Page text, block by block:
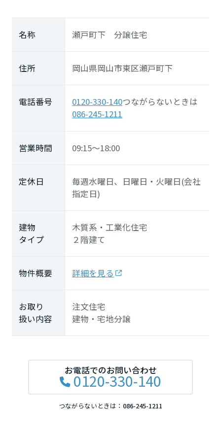
名称 瀬戸町下 分譲住宅
住所 岡山県岡山市東区瀬戸町下
電話番号 0120-330-140つながらないときは
086-245-1211
営業時間 09:15～18:00
定休日
毎週水曜日、日曜日・火曜日(会社
指定日)
建物
タイプ
木質系・工業化住宅
２階建て
物件概要 詳細を見る
お取り
扱い内容
注文住宅
建物・宅地分譲
お電話でのお問い合わせ
0120-330-140
つながらないときは： 086-245-1211
高知県
福岡県
長崎県
熊本県
大分県
鹿児島県